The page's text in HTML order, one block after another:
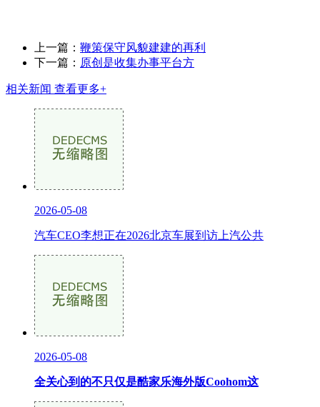
上一篇： 鞭策保守风貌建建的再利
下一篇： 原创是收集办事平台方
相关新闻 查看更多+
2026-05-08
汽车CEO李想正在2026北京车展到访上汽公共
2026-05-08
全关心到的不只仅是酷家乐海外版Coohom这